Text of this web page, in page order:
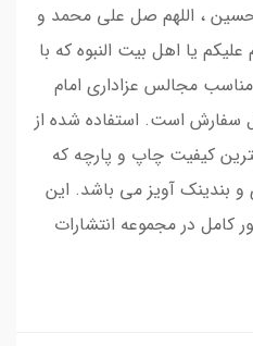
، اللهم صل علی محمد و
یا اهل بیت النبوه که با
مجالس عزاداری امام
سفارش است. استفاده شده از
کیفیت چاپ و پارچه که
و بندینک آویز می باشد. این
در مجموعه انتشارات